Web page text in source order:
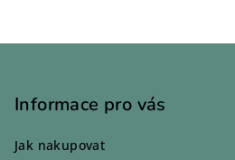
Informace pro vás
Jak nakupovat